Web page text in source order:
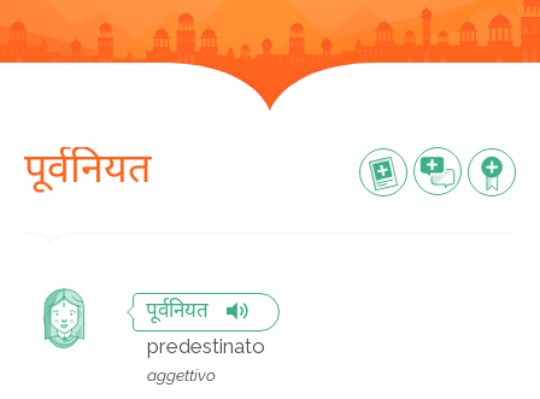
पूर्वनियत
पूर्वनियत
predestinato
aggettivo